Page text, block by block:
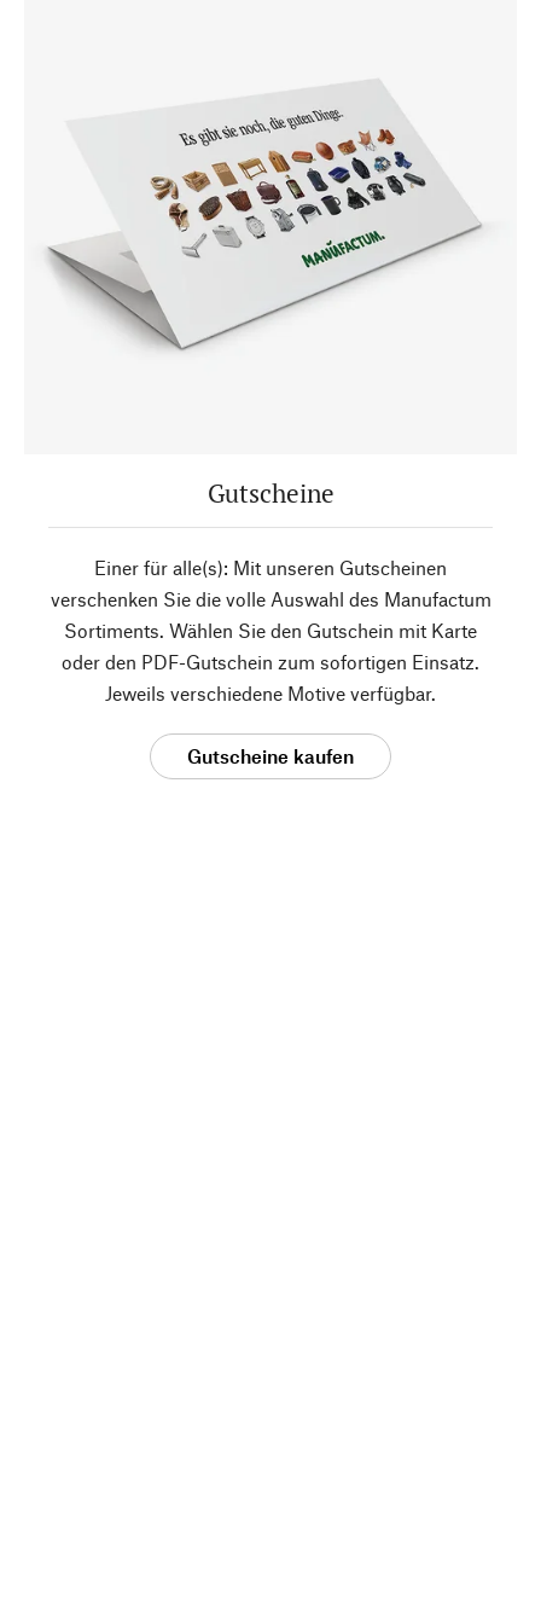
Gutscheine
Einer für alle(s): Mit unseren Gutscheinen
verschenken Sie die volle Auswahl des Manufactum
Sortiments. Wählen Sie den Gutschein mit Karte
oder den PDF-Gutschein zum sofortigen Einsatz.
Jeweils verschiedene Motive verfügbar.
Gutscheine kaufen